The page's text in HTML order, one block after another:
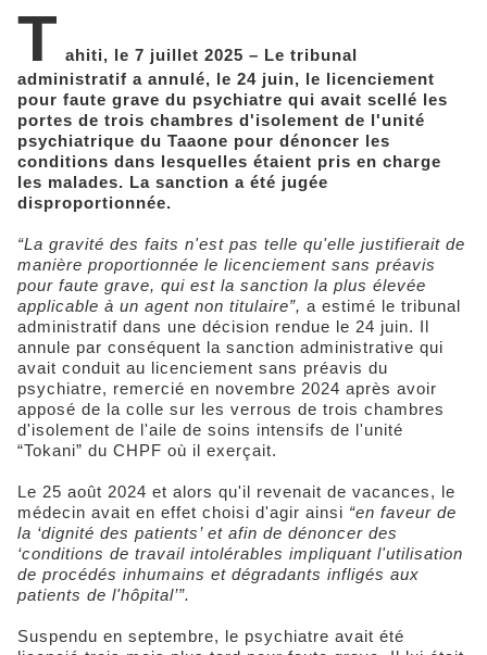
T ahiti, le 7 juillet 2025 – Le tribunal
administratif a annulé, le 24 juin, le licenciement
pour faute grave du psychiatre qui avait scellé les
portes de trois chambres d'isolement de l'unité
psychiatrique du Taaone pour dénoncer les
conditions dans lesquelles étaient pris en charge
les malades. La sanction a été jugée
disproportionnée.
“La gravité des faits n'est pas telle qu'elle justifierait de
manière proportionnée le licenciement sans préavis
pour faute grave, qui est la sanction la plus élevée
applicable à un agent non titulaire”, a estimé le tribunal
administratif dans une décision rendue le 24 juin. Il
annule par conséquent la sanction administrative qui
avait conduit au licenciement sans préavis du
psychiatre, remercié en novembre 2024 après avoir
apposé de la colle sur les verrous de trois chambres
d'isolement de l'aile de soins intensifs de l'unité
“Tokani” du CHPF où il exerçait.
Le 25 août 2024 et alors qu'il revenait de vacances, le
médecin avait en effet choisi d'agir ainsi “en faveur de
la ‘dignité des patients’ et afin de dénoncer des
‘conditions de travail intolérables impliquant l'utilisation
de procédés inhumains et dégradants infligés aux
patients de l'hôpital’”.
Suspendu en septembre, le psychiatre avait été